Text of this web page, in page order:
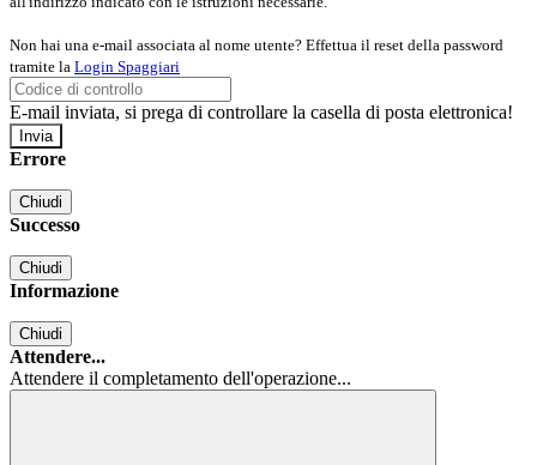
Non hai una e-mail associata al nome utente? Effettua il reset della password
tramite la Login Spaggiari
E-mail inviata, si prega di controllare la casella di posta elettronica!
Errore
Chiudi
Successo
Chiudi
Informazione
Chiudi
Attendere...
Attendere il completamento dell'operazione...